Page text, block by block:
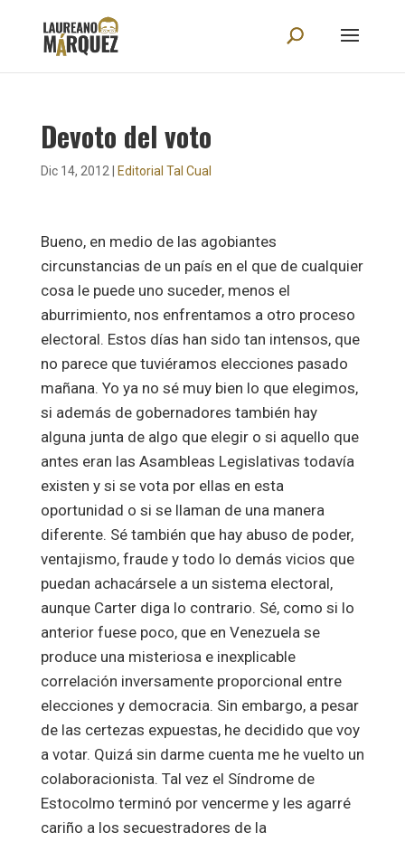
Devoto del voto
Dic 14, 2012 Editorial Tal Cual
Bueno, en medio de las agobiantes
circunstancias de un país en el que de cualquier
cosa le puede uno suceder, menos el
aburrimiento, nos enfrentamos a otro proceso
electoral. Estos días han sido tan intensos, que
no parece que tuviéramos elecciones pasado
mañana. Yo ya no sé muy bien lo que elegimos,
si además de gobernadores también hay
alguna junta de algo que elegir o si aquello que
antes eran las Asambleas Legislativas todavía
existen y si se vota por ellas en esta
oportunidad o si se llaman de una manera
diferente. Sé también que hay abuso de poder,
ventajismo, fraude y todo lo demás vicios que
puedan achacársele a un sistema electoral,
aunque Carter diga lo contrario. Sé, como si lo
anterior fuese poco, que en Venezuela se
produce una misteriosa e inexplicable
correlación inversamente proporcional entre
elecciones y democracia. Sin embargo, a pesar
de las certezas expuestas, he decidido que voy
a votar. Quizá sin darme cuenta me he vuelto un
colaboracionista. Tal vez el Síndrome de
Estocolmo terminó por vencerme y les agarré
cariño a los secuestradores de la